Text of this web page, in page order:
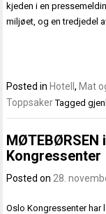
kjeden i en
miljøet, og en tredjedel
Posted in Hotell, Mat
Toppsaker Tagged
MØTEBØRSEN
Kongressenter
Posted on 28.
Oslo Kongressenter har